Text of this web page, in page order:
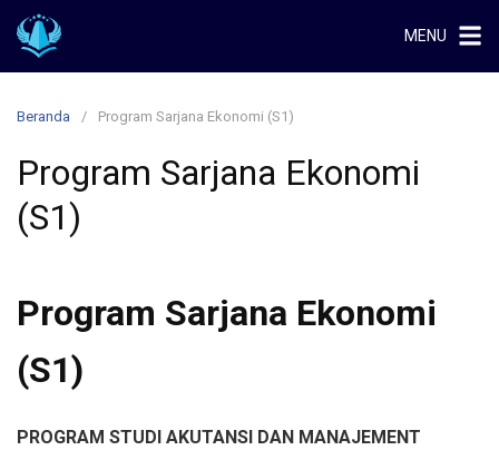
Langsung
ke
konten
MENU
Beranda Program Sarjana Ekonomi (S1)
Program Sarjana Ekonomi
(S1)
Program Sarjana Ekonomi
(S1)
PROGRAM STUDI AKUTANSI DAN MANAJEMENT